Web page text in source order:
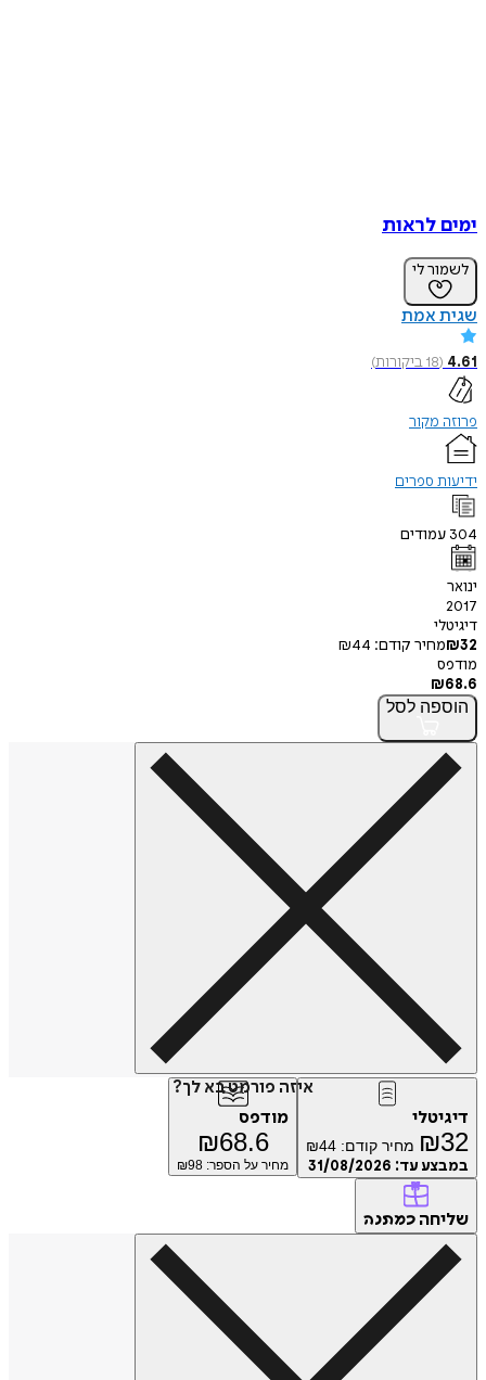
ימים לראות
לשמור לי
שגית אמת
4.61
(
18ביקורות)
פרוזה מקור
ידיעות ספרים
304 עמודים
ינואר
2017
דיגיטלי
₪32 מחיר קודם: ₪44
מודפס
₪68.6
הוספה לסל
איזה פורמט בא לך?
דיגיטלי
₪32 מחיר קודם: ₪44
במבצע עד: 31/08/2026
מודפס
₪68.6
מחיר על הספר: ₪ 98
שליחה כמתנה